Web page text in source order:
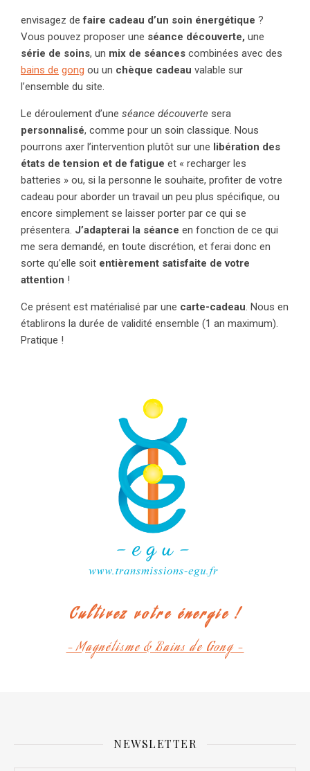
envisagez defaire cadeau d’un soin énergétique ?
Vous pouvez proposer une séance découverte, une
série de soins, un mix de séances combinées avec des
bains de gong ou un chèque cadeau valable sur
l’ensemble du site.
Le déroulement d’une séance découverte sera
personnalisé, comme pour un soin classique. Nous
pourrons axer l’intervention plutôt sur une libération des
états de tension et de fatigue et « recharger les
batteries » ou, si la personne le souhaite, profiter de votre
cadeau pour aborder un travail un peu plus spécifique, ou
encore simplement se laisser porter par ce qui se
présentera. J’adapterai la séance en fonction de ce qui
me sera demandé, en toute discrétion, et ferai donc en
sorte qu’elle soit entièrement satisfaite de votre
attention !
Ce présent est matérialisé par une carte-cadeau. Nous en
établirons la durée de validité ensemble (1 an maximum).
Pratique !
Cultivez votre énergie !
- Magnétisme & Bains de Gong -
NEWSLETTER